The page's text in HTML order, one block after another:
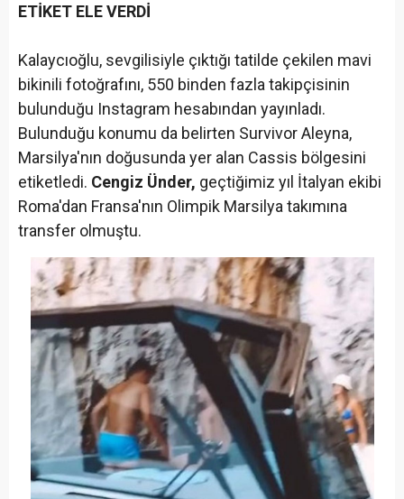
ETİKET ELE VERDİ
Kalaycıoğlu, sevgilisiyle çıktığı tatilde çekilen mavi
bikinili fotoğrafını, 550 binden fazla takipçisinin
bulunduğu Instagram hesabından yayınladı.
Bulunduğu konumu da belirten Survivor Aleyna,
Marsilya'nın doğusunda yer alan Cassis bölgesini
etiketledi. Cengiz Ünder, geçtiğimiz yıl İtalyan ekibi
Roma'dan Fransa'nın Olimpik Marsilya takımına
transfer olmuştu.